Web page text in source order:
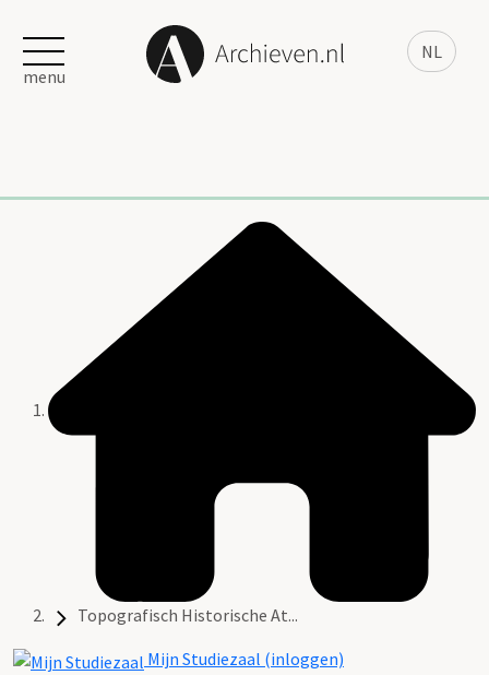
NL
menu
Topografisch Historische At...
Mijn Studiezaal (inloggen)